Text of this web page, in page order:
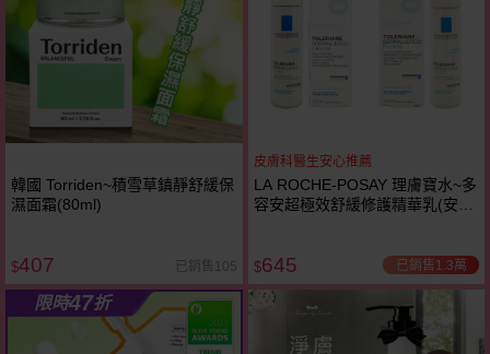
韓國 Torriden~積雪草鎮靜舒緩保
濕面霜(80ml)
$407 已銷售105
皮膚科醫生安心推薦
LA ROCHE-POSAY 理膚寶水~多
容安超極效舒緩修護精華乳(安心
$645 已銷售1.3萬
限時47折